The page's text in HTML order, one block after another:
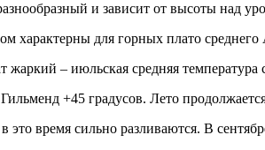
и зависит от высоты над
характерны для горных плато среднего
– июльская средняя температура
+45 градусов. Лето
это время сильно разливаются. В